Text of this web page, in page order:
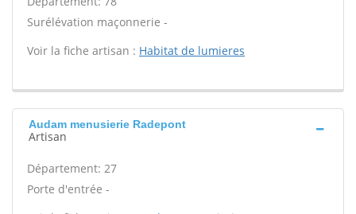
Surélévation maçonnerie -
Voir la fiche artisan : Habitat de lumieres
Audam menusierie Radepont
Artisan
Département: 27
Porte d'entrée -